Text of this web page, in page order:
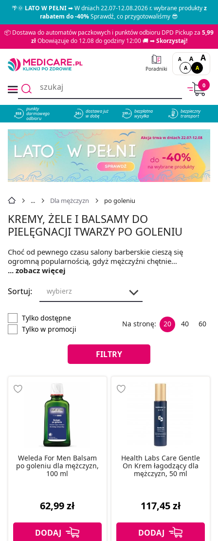
🌴🌞LATO W PEŁNI➡ W dniach 22.07-12.08.2026 r. wybrane produktyz
rabatem do -40%Sprawdź, co przygotowaliśmy 😎
📦 Dostawa do automatów paczkowych i punktów odbioru DPD Pickup za 5,99
złObowiązuje do 12.08 do godziny 12:00 🚚 ➡Skorzystaj!
Poradniki
A A A
A A
0
858
punkty
darmowego
odbioru
dostawa już
w dobę
bezpłatna
wysyłka
bezpieczny
transport
Dla mężczyzn po goleniu
KREMY, ŻELE I BALSAMY DO
PIELĘGNACJI TWARZY PO GOLENIU
Choć od pewnego czasu salony barberskie cieszą się
ogromną popularnością, gdyż mężczyźni chętnie
zapuszczają brody, to wciąż większość z nich regularnie goli
na bezpośredni kontakt z klientem. Usuwanie owłosienia z
twarzy często prowadzi do wysuszenia skóry i jej
jest to jednak jedyne rozwiązanie dostępne na rynku. Na co
jeszcze warto zwrócić uwagę?
... zobacz więcej
Sortuj: wybierz
Tylko dostępne
Tylko w promocji
Na stronę: 20 40 60
FILTRY
Weleda For Men Balsam
po goleniu dla mężczyzn,
100 ml
62,99 zł
Health Labs Care Gentle
On Krem łagodzący dla
mężczyzn, 50 ml
117,45 zł